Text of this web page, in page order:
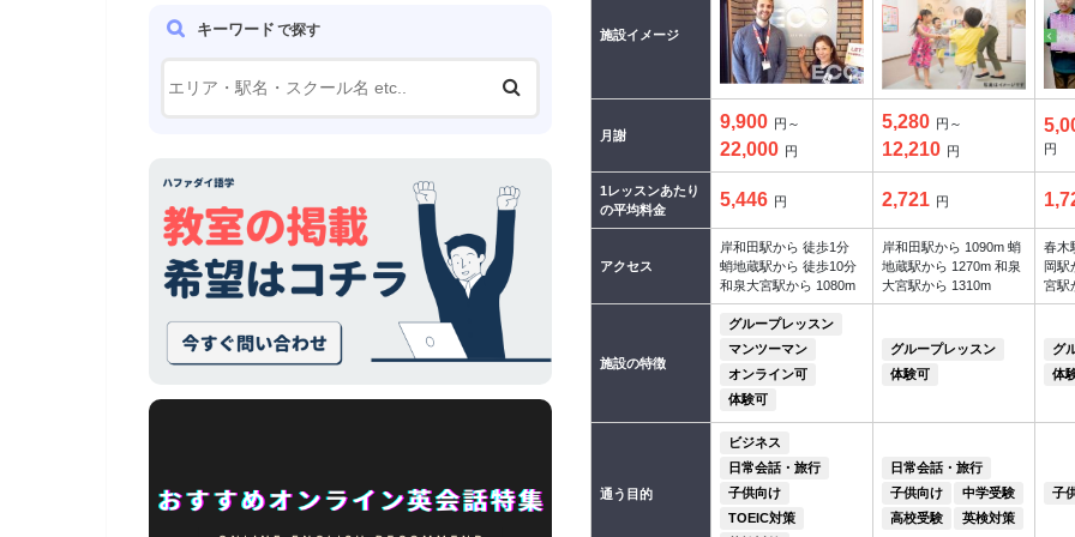
施設イメージ
月謝
9,900 円～
22,000 円
5,280 円～
12,210 円 円
1レッスンあたり
の平均料金
5,446 円 2,721 円
アクセス
岸和田駅から 徒歩1分
蛸地蔵駅から 徒歩10分
和泉大宮駅から 1080m
岸和田駅から 1090m 蛸
地蔵駅から 1270m 和泉
大宮駅から 1310m
春木
岡駅
宮駅
施設の特徴
グループレッスン
マンツーマン
オンライン可
体験可
グループレッスン
体験可
グ
体
通う目的
ビジネス
日常会話・旅行
子供向け
TOEIC対策
日常会話・旅行
子供向け
中学受験
高校受験
英検対策
子
キーワード で探す